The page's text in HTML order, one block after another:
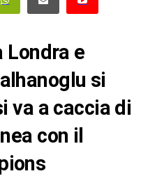
e
si
va a caccia di
con il